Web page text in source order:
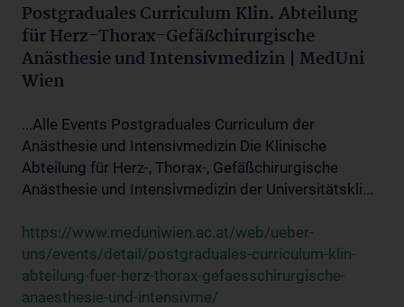
Postgraduales Curriculum Klin. Abteilung
für Herz-Thorax-Gefäßchirurgische
Anästhesie und Intensivmedizin | MedUni
Wien
...Alle Events Postgraduales Curriculum der
Anästhesie und Intensivmedizin Die Klinische
Abteilung für Herz-, Thorax-, Gefäßchirurgische
Anästhesie und Intensivmedizin der Universitätskli...
https://www.meduniwien.ac.at/web/ueber-
uns/events/detail/postgraduales-curriculum-klin-
abteilung-fuer-herz-thorax-gefaesschirurgische-
anaesthesie-und-intensivme/